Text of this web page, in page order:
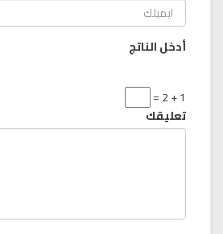
أدخل الناتج
1 + 2 =
تعليقك